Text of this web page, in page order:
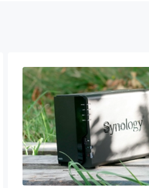
HFS+
EXT4
EXT3
Btrfs